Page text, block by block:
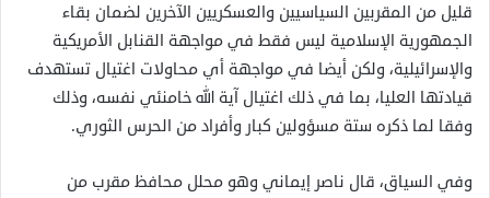
قليل من المقربين السياسيين والعسكريين الآخرين لضمان بقاء
الجمهورية الإسلامية ليس فقط في مواجهة القنابل الأمريكية
والإسرائيلية، ولكن أيضا في مواجهة أي محاولات اغتيال تستهدف
قيادتها العليا، بما في ذلك اغتيال آية الله خامنئي نفسه، وذلك
وفقا لما ذكره ستة مسؤولين كبار وأفراد من الحرس الثوري.
وفي السياق، قال ناصر إيماني وهو محلل محافظ مقرب من